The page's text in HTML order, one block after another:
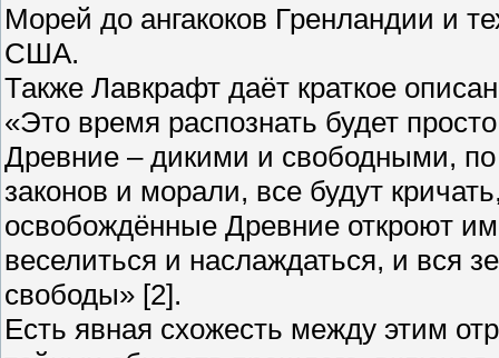
Морей до ангакоков Гренландии и
США.
Также Лавкрафт даёт краткое
«Это время распознать будет
Древние – дикими и свободными, по
законов и морали, все будут
освобождённые Древние откроют
веселиться и наслаждаться, и вся
свободы» [2].
Есть явная схожесть между этим